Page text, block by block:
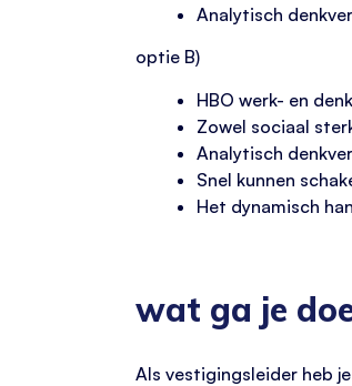
Analytisch
optie B)
HBO werk- en
Zowel sociaal
Analytisch
Snel kunnen
Het dynamisch
wat ga je
Als vestigingsleider heb